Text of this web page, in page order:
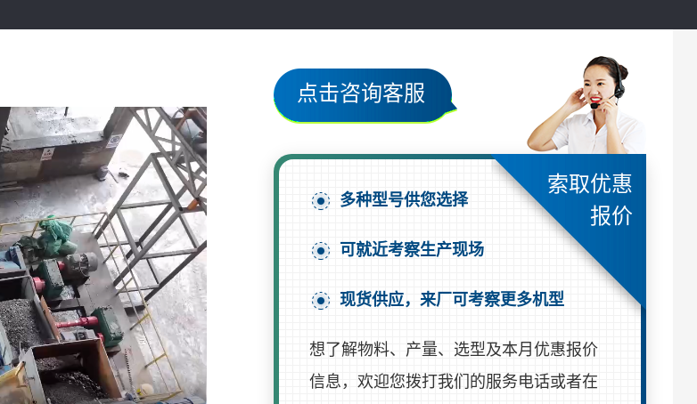
多种型号供您选择
可就近考察生产现场
现货供应，来厂可考察更多机型
想了解物料、产量、选型及本月优惠报价
信息，欢迎您拨打我们的服务电话或者在
点击咨询客服
索取优惠
报价